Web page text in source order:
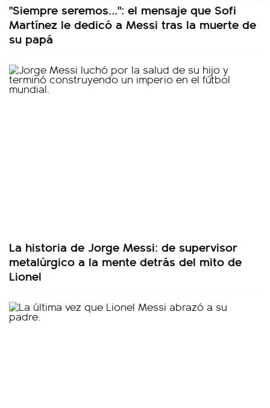
"Siempre seremos...": el mensaje que Sofi
Martínez le dedicó a Messi tras la muerte de
su papá
La historia de Jorge Messi: de supervisor
metalúrgico a la mente detrás del mito de
Lionel